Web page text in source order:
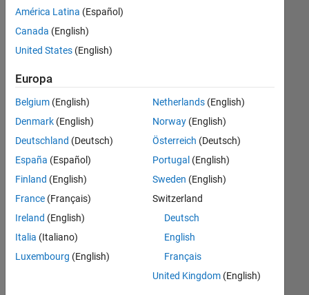
Business Model Team
Finance and Operations
Human Resources
es
keine
offenen
Stellen,
Ihren
Suchkriterien
entsprechen.
können
die
Suchkriterien
weiter
fassen
oder
alle
Stellenangebote
anzeigen .
América Latina (Español)
Canada (English)
United States (English)
Europa
Belgium (English)
Denmark (English)
Deutschland (Deutsch)
España (Español)
Finland (English)
France (Français)
Ireland (English)
Italia (Italiano)
Luxembourg (English)
Netherlands(English)
Norway(English)
Österreich (Deutsch)
Portugal (English)
Sweden (English)
Switzerland
Deutsch
English
Français
United Kingdom(English)